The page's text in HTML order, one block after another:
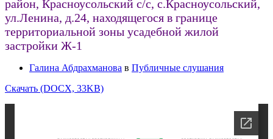
район, Красноусольский с/с, с.Красноусольский,
ул.Ленина, д.24, находящегося в границе
территориальной зоны усадебной жилой
застройки Ж-1
Галина Абдрахманова в Публичные слушания
Скачать (DOCX, 33KB)